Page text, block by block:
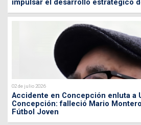
impulsar el desarrollo estratégico
02 de julio 2026
Accidente en Concepción enluta a
Concepción: falleció Mario
Fútbol Joven